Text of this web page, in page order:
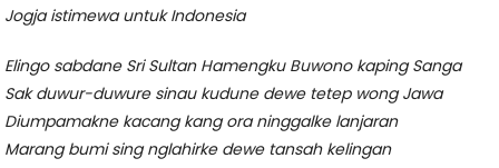
Jogja istimewa untuk Indonesia
Elingo sabdane Sri Sultan Hamengku Buwono kaping Sanga
Sak duwur-duwure sinau kudune dewe tetep wong Jawa
Diumpamakne kacang kang ora ninggalke lanjaran
Marang bumi sing nglahirke dewe tansah kelingan